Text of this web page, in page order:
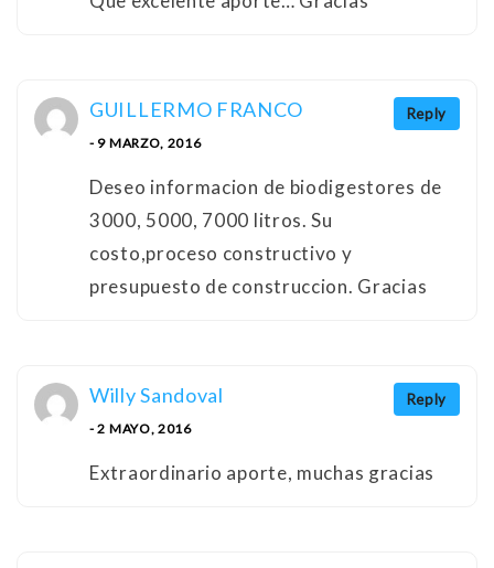
Reply
GUILLERMO FRANCO
- 9 MARZO, 2016
Deseo informacion de biodigestores de
3000, 5000, 7000 litros. Su
costo,proceso constructivo y
presupuesto de construccion. Gracias
Reply
Willy Sandoval
- 2 MAYO, 2016
Extraordinario aporte, muchas gracias